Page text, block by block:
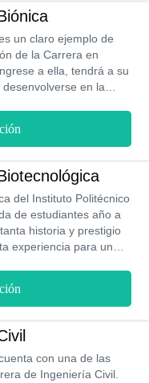
en temas
de ejercer esta
y se imparte en la
un claro ejemplo de
de la Carrera en
a ella, tendrá a su
en la
del estudiante. Su
lo sustenta, está
universidades
se imparten en la
del Instituto Politécnico
de estudiantes año a
historia y prestigio
experiencia para un
semestral voluntario
una malla curricular
con materias
del estudiante. Por
bastante sencillo de
Su modalidad de
con una de las
de Ingeniería Civil.